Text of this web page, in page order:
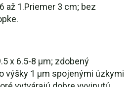
až 1.Priemer 3 cm; bez
x 6.5-8 µm; zdobený
výšky 1 µm spojenými úzkymi